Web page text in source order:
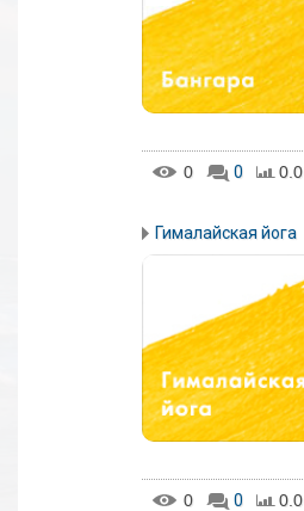
0 0 0.0
Гималайская йога
0 0 0.0